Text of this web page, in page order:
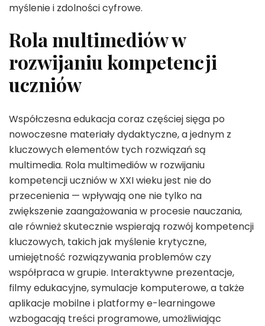
myślenie i zdolności cyfrowe.
Rola multimediów w
rozwijaniu kompetencji
uczniów
Współczesna edukacja coraz częściej sięga po
nowoczesne materiały dydaktyczne, a jednym z
kluczowych elementów tych rozwiązań są
multimedia. Rola multimediów w rozwijaniu
kompetencji uczniów w XXI wieku jest nie do
przecenienia — wpływają one nie tylko na
zwiększenie zaangażowania w procesie nauczania,
ale również skutecznie wspierają rozwój kompetencji
kluczowych, takich jak myślenie krytyczne,
umiejętność rozwiązywania problemów czy
współpraca w grupie. Interaktywne prezentacje,
filmy edukacyjne, symulacje komputerowe, a także
aplikacje mobilne i platformy e-learningowe
wzbogacają treści programowe, umożliwiając